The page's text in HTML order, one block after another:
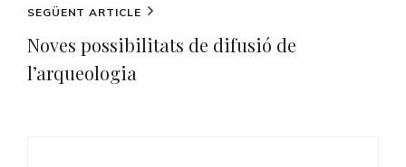
Navegació
d'entrades
Next
Post
SEGÜENT ARTICLE
Noves possibilitats de difusió de
l’arqueologia